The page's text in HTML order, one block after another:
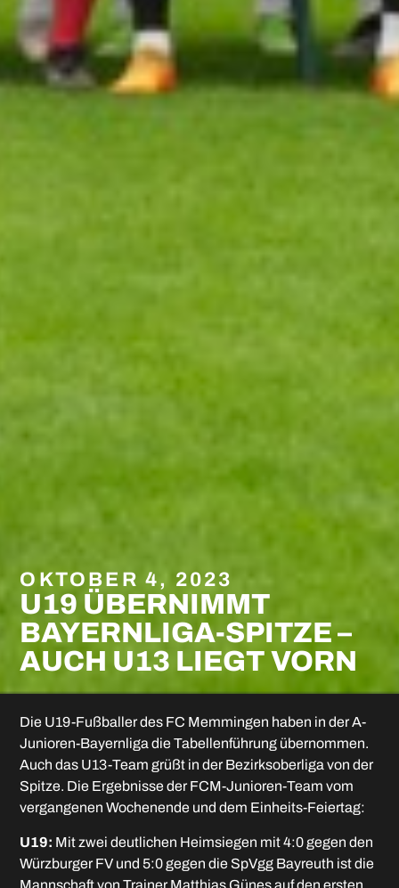
OKTOBER 4, 2023
U19 ÜBERNIMMT
BAYERNLIGA-SPITZE –
AUCH U13 LIEGT VORN
Die U19-Fußballer des FC Memmingen haben in der A-
Junioren-Bayernliga die Tabellenführung übernommen.
Auch das U13-Team grüßt in der Bezirksoberliga von der
Spitze. Die Ergebnisse der FCM-Junioren-Team vom
vergangenen Wochenende und dem Einheits-Feiertag:
U19: Mit zwei deutlichen Heimsiegen mit 4:0 gegen den
Würzburger FV und 5:0 gegen die SpVgg Bayreuth ist die
Mannschaft von Trainer Matthias Günes auf den ersten